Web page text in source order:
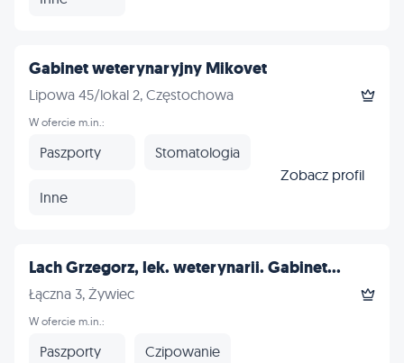
Gabinet weterynaryjny Mikovet
Lipowa 45/lokal 2, Częstochowa
W ofercie m.in.:
Paszporty Stomatologia
Inne
Zobacz profil
Lach Grzegorz, lek. weterynarii. Gabinet...
Łączna 3, Żywiec
W ofercie m.in.:
Paszporty Czipowanie